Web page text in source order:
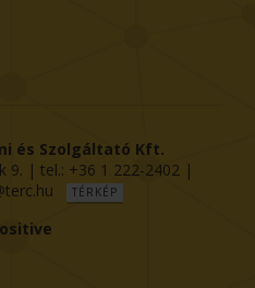
és Szolgáltató Kft.
9. | tel.: +36 1 222-2402 |
TÉRKÉP